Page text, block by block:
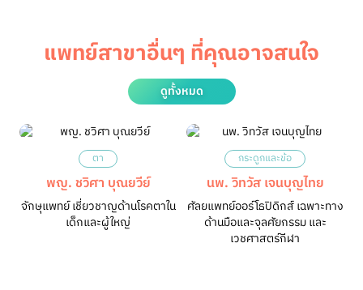
แพทย์สาขาอื่นๆ ที่คุณอาจสนใจ
ดูทั้งหมด
ตา
พญ. ชวิศา บุณยวีย์
จักษุแพทย์ เชี่ยวชาญด้านโรคตาใน
เด็กและผู้ใหญ่
กระดูกและข้อ
นพ. วิทวัส เจนบุญไทย
ศัลยแพทย์ออร์โธปิดิกส์ เฉพาะทาง
ด้านมือและจุลศัยกรรม และ
เวชศาสตร์กีฬา